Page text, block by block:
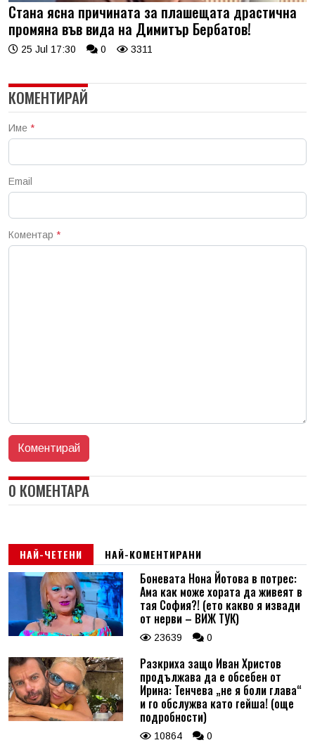
Стана ясна причината за плашещата драстична
промяна във вида на Димитър Бербатов!
25 Jul 17:30 0 3311
КОМЕНТИРАЙ
Име *
Email
Коментар *
0 КОМЕНТАРА
НАЙ-ЧЕТЕНИ НАЙ-КОМЕНТИРАНИ
Боневата Нона Йотова в потрес:
Ама как може хората да живеят в
тая София?! (ето какво я извади
от нерви – ВИЖ ТУК)
23639 0
Разкриха защо Иван Христов
продължава да е обсебен от
Ирина: Тенчева „не я боли глава“
и го обслужва като гейша! (още
подробности)
10864 0